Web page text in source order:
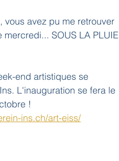
vous avez pu me retrouver
mercredi... SOUS LA PLUIE
end artistiques se
L'inauguration se fera le
!
ins.ch/art-eiss/